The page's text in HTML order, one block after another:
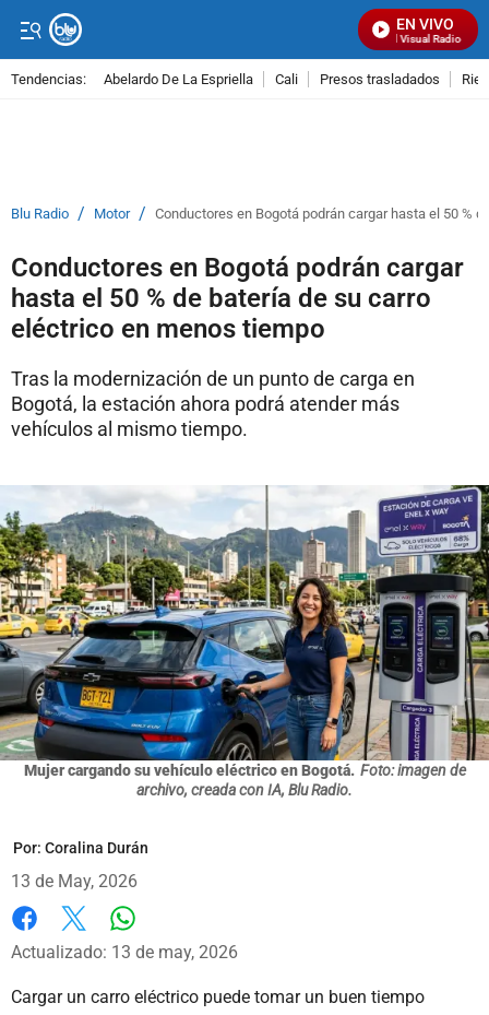
EN VIVO
Señal Visual Radio
Tendencias: Abelardo De La Espriella Cali Presos trasladados
Blu Radio / Motor / Conductores en Bogotá podrán cargar hasta el 50 %
Conductores en Bogotá podrán cargar
hasta el 50 % de batería de su carro
eléctrico en menos tiempo
Tras la modernización de un punto de carga en
Bogotá, la estación ahora podrá atender más
vehículos al mismo tiempo.
Mujer cargando su vehículo eléctrico en Bogotá. Foto: imagen de
archivo, creada con IA, Blu Radio.
Por: Coralina Durán
13 de May, 2026
Facebook
X
Actualizado: 13 de may, 2026
Cargar un carro eléctrico puede tomar un buen tiempo